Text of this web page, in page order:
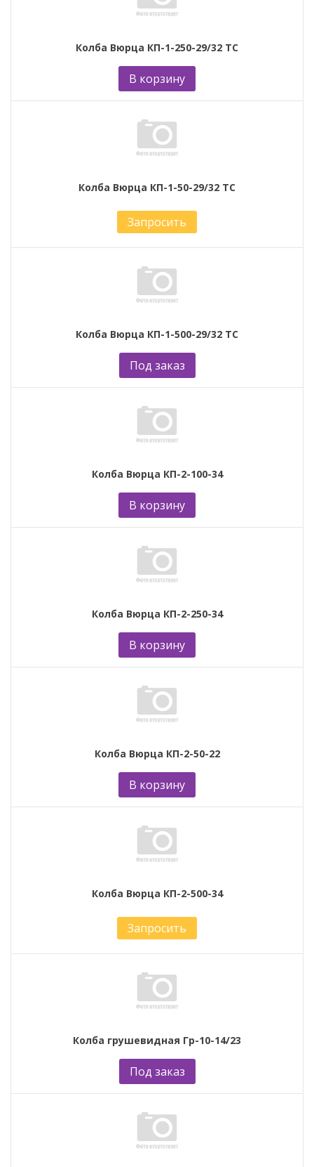
Колба Вюрца КП-1-250-29/32 ТС
В корзину
Колба Вюрца КП-1-50-29/32 ТС
Запросить
Колба Вюрца КП-1-500-29/32 ТС
Под заказ
Колба Вюрца КП-2-100-34
В корзину
Колба Вюрца КП-2-250-34
В корзину
Колба Вюрца КП-2-50-22
В корзину
Колба Вюрца КП-2-500-34
Запросить
Колба грушевидная Гр-10-14/23
Под заказ